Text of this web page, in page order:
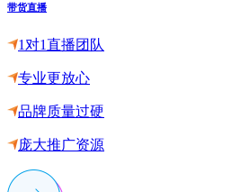
带货直播
1对1直播团队
专业更放心
品牌质量过硬
庞大推广资源